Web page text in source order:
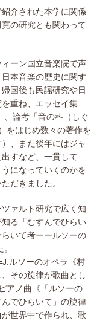
介された本学に関係
の研究とも関わって
ーン国立音楽院で声
本音楽の歴史に関す
国後も民謡研究や日
重ね、エッセイ集
、論考「音の科（しぐ
をはじめ数々の著作を
、また後年にはジャ
すなど、一貫して
になっていくのかを
だきました。
ァルト研究で広く知
る「むすんでひらい
いて考ーールソーの
ルソーのオペラ《村
その旋律が歌曲とし
アノ曲《「ルソーの
でひらいて」の旋律
世界中で作られ、歌